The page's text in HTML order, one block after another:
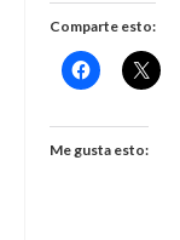
Comparte esto:
Me gusta esto: